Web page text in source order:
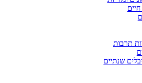
תרבות
שנתיים